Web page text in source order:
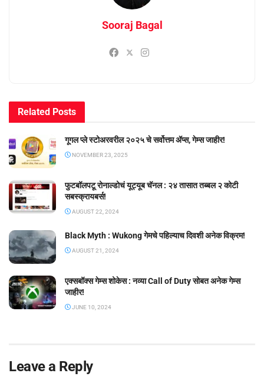
Sooraj Bagal
Related Posts
गूगल प्ले स्टोअरवरील २०२५ चे सर्वोत्तम ॲप्स, गेम्स जाहीर!
NOVEMBER 23, 2025
फुटबॉलपटू रोनाल्डोचं यूट्यूब चॅनल : २४ तासात तब्बल २ कोटी
सबस्क्रायबर्स!
AUGUST 22, 2024
Black Myth : Wukong गेमचे पहिल्याच दिवशी अनेक विक्रम!
AUGUST 21, 2024
एक्सबॉक्स गेम्स शोकेस : नव्या Call of Duty सोबत अनेक गेम्स
जाहीर!
JUNE 10, 2024
Leave a Reply